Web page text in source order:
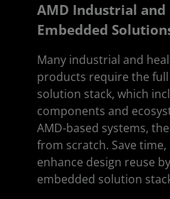
AMD Industrial
Embedded
Many industrial and
products require the
solution stack, which
components and
AMD-based systems,
from scratch. Save
enhance design reuse
embedded solution